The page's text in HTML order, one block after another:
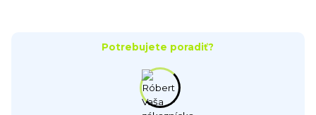
Potrebujete poradiť?